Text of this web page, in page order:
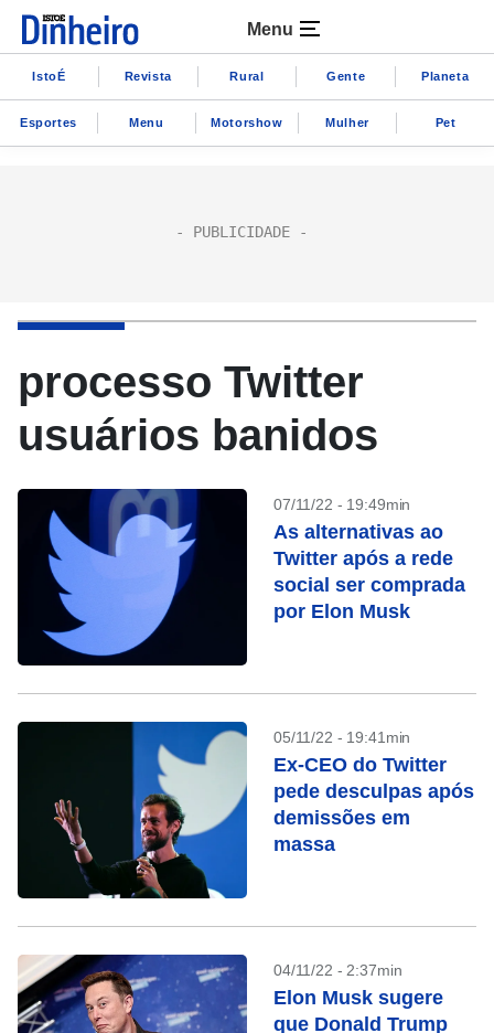
Menu
IstoÉ Revista Rural Gente Planeta
Esportes Menu Motorshow Mulher Pet
processo Twitter
usuários banidos
07/11/22 - 19:49min
As alternativas ao
Twitter após a rede
social ser comprada
por Elon Musk
05/11/22 - 19:41min
Ex-CEO do Twitter
pede desculpas após
demissões em
massa
04/11/22 - 2:37min
Elon Musk sugere
que Donald Trump